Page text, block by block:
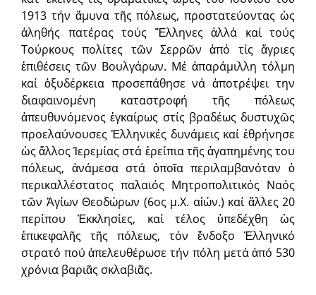
1913 τήν ἄμυνα τῆς πόλεως, προστα­τεύοντας ὡς
ἀ­ληθής πατέρας τούς Ἕλληνες ἀλλά καί τούς
Τούρκους πο­λίτες τῶν Σερρῶν ἀπό τίς ἄγριες
ἐπιθέσεις τῶν Βουλγάρων. Μέ ἀπαρά­μιλλη τόλμη
καί ὀξυδέρκεια προσεπάθησε νά ἀποτρέψει την
διαφαινομένη καταστροφή τῆς πόλεως
ἀπευθυνόμενος ἐγκαίρως στίς βραδέως δυστυχῶς
προελαύ­νουσες Ἑλληνικές δυνάμεις καί ἐθρήνησε
ὡς ἄλλος Ἱερεμίας στά ἐρείπια τῆς ἀγαπημένης του
πόλεως, ἀ­νάμεσα στά ὁποῖα περιλαμβανόταν ὁ
περι­καλλέστατος παλαιός Μητρο­πολι­τικός Ναός
τῶν Ἁγίων Θεοδώρων (6ος μ.Χ. αἰών.) καί ἄλλες 20
περίπου Ἐκκλησίες, καί τέλος ὑπεδέχθη ὡς
ἐπικεφαλῆς τῆς πό­λεως, τόν ἔνδοξο Ἑλληνικό
στρατό πού ἀπελευθέ­ρωσε τήν πόλη μετά ἀπό 530
χρόνια βαριᾶς σκλαβιᾶς.